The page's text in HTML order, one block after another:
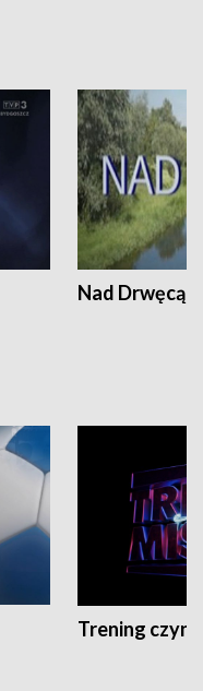
Nad Drwęcą
Trening czyni